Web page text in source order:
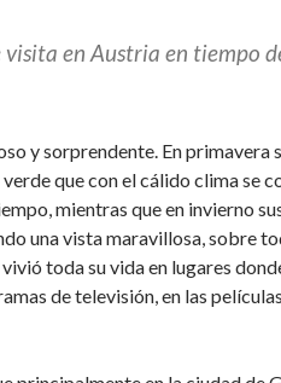
en Austria en tiempo
y sorprendente. En primavera
que con el cálido clima se
mientras que en invierno
una vista maravillosa, sobre
toda su vida en lugares
de televisión, en las